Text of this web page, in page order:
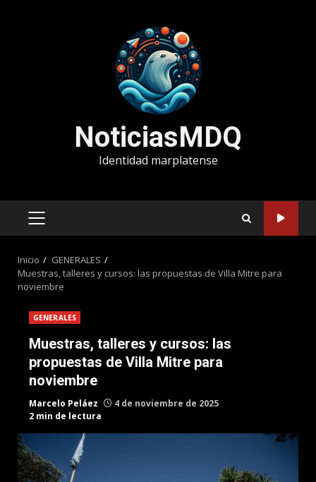
NoticiasMDQ
Identidad marplatense
MENÚ
Inicio
GENERALES
Muestras, talleres y cursos: las propuestas de Villa Mitre para
noviembre
GENERALES
Muestras, talleres y cursos: las
propuestas de Villa Mitre para
noviembre
Marcelo Peláez
4 de noviembre de 2025
2 min de lectura